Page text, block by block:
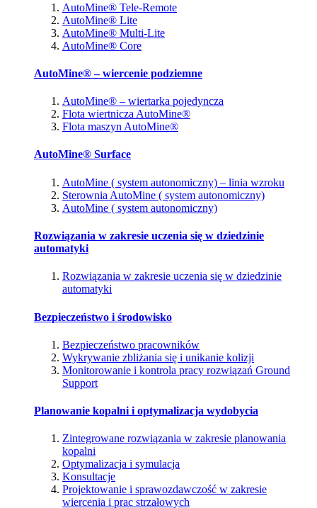
AutoMine® Tele-Remote
AutoMine® Lite
AutoMine® Multi-Lite
AutoMine® Core
AutoMine® – wiercenie podziemne
AutoMine® – wiertarka pojedyncza
Flota wiertnicza AutoMine®
Flota maszyn AutoMine®
AutoMine® Surface
AutoMine ( system autonomiczny) – linia wzroku
Sterownia AutoMine ( system autonomiczny)
AutoMine ( system autonomiczny)
Rozwiązania w zakresie uczenia się w dziedzinie
automatyki
Rozwiązania w zakresie uczenia się w dziedzinie
automatyki
Bezpieczeństwo i środowisko
Bezpieczeństwo pracowników
Wykrywanie zbliżania się i unikanie kolizji
Monitorowanie i kontrola pracy rozwiązań Ground
Support
Planowanie kopalni i optymalizacja wydobycia
Zintegrowane rozwiązania w zakresie planowania
kopalni
Optymalizacja i symulacja
Konsultacje
Projektowanie i sprawozdawczość w zakresie
wiercenia i prac strzałowych